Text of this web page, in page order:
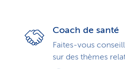
Coach de santé
Faites-vous
sur des thèmes